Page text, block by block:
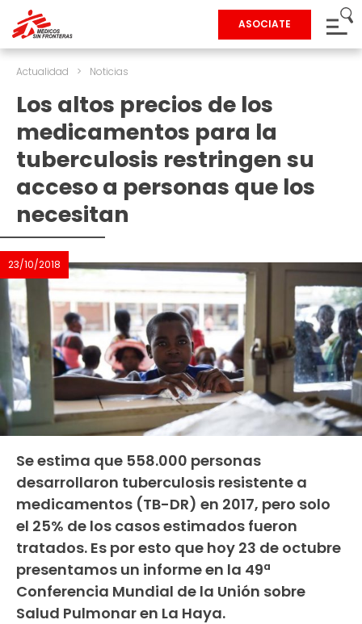
ASOCIATE
Actualidad > Noticias
Los altos precios de los
medicamentos para la
tuberculosis restringen su
acceso a personas que los
necesitan
23/10/2018
Se estima que 558.000 personas
desarrollaron tuberculosis resistente a
medicamentos (TB-DR) en 2017, pero solo
el 25% de los casos estimados fueron
tratados. Es por esto que hoy 23 de octubre
presentamos un informe en la 49ª
Conferencia Mundial de la Unión sobre
Salud Pulmonar en La Haya.